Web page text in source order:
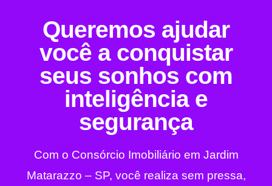
Queremos ajudar
você a conquistar
seus sonhos com
inteligência e
segurança
Com o Consórcio Imobiliário em Jardim
Matarazzo – SP, você realiza sem pressa,